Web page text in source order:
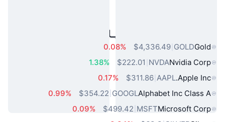
مقبول حقیقی دنیا کے اثاثے
Gold
GOLD
$4,336.49
0.08%
Nvidia Corp
NVDA
$222.01
1.38%
Apple Inc.
AAPL
$311.86
0.17%
Alphabet Inc Class A
GOOGL
$354.22
0.99%
Microsoft Corp
MSFT
$499.42
0.09%